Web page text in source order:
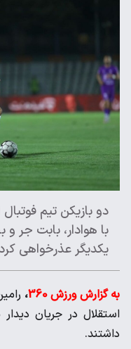
دو بازیکن تیم
با هوادار، بابت جر و
یکدیگر عذرخواهی
به گزارش ورزش 360 ،
استقلال در جریان دیدار
داشتند.